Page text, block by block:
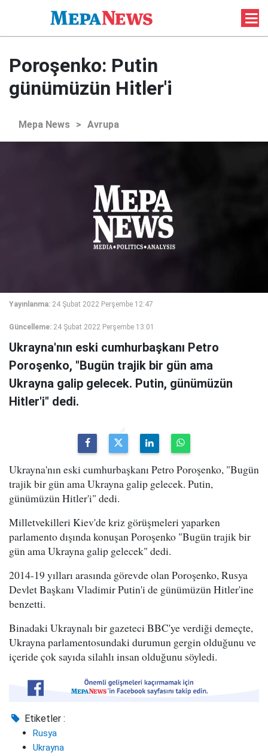
Poroşenko: Putin
günümüzün Hitler'i
Mepa News > Avrupa
Yayınlanma: 24 Şubat 2022 Perşembe 12:47
Güncelleme: 24 Şubat 2022 Perşembe 13:01
Ukrayna'nın eski cumhurbaşkanı Petro
Poroşenko, "Bugün trajik bir gün ama
Ukrayna galip gelecek. Putin, günümüzün
Hitler'i" dedi.
Ukrayna'nın eski cumhurbaşkanı Petro Poroşenko, "Bugün
trajik bir gün ama Ukrayna galip gelecek. Putin,
günümüzün Hitler'i" dedi.
Milletvekilleri Kiev'de kriz görüşmeleri yaparken
parlamento dışında konuşan Poroşenko "Bugün trajik bir
gün ama Ukrayna galip gelecek" dedi.
2014-19 yılları arasında görevde olan Poroşenko, Rusya
Devlet Başkanı Vladimir Putin'i de günümüzün Hitler'ine
benzetti.
Binadaki Ukraynalı bir gazeteci BBC'ye verdiği demeçte,
Ukrayna parlamentosundaki durumun gergin olduğunu ve
içeride çok sayıda silahlı insan olduğunu söyledi.
Etiketler :
Rusya
Ukrayna